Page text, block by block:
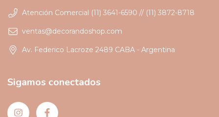
Atención Comercial (11) 3641-6590 // (11) 3872-8718
ventas@decorandoshop.com
Av. Federico Lacroze 2489 CABA - Argentina
Sigamos conectados